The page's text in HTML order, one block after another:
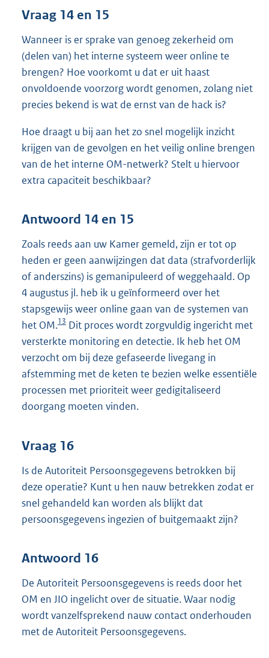
Vraag 14 en 15
Wanneer is er sprake van genoeg zekerheid om
(delen van) het interne systeem weer online te
brengen? Hoe voorkomt u dat er uit haast
onvoldoende voorzorg wordt genomen, zolang niet
precies bekend is wat de ernst van de hack is?
Hoe draagt u bij aan het zo snel mogelijk inzicht
krijgen van de gevolgen en het veilig online brengen
van de het interne OM-netwerk? Stelt u hiervoor
extra capaciteit beschikbaar?
Antwoord 14 en 15
Zoals reeds aan uw Kamer gemeld, zijn er tot op
heden er geen aanwijzingen dat data (strafvorderlijk
of anderszins) is gemanipuleerd of weggehaald. Op
4 augustus jl. heb ik u geïnformeerd over het
stapsgewijs weer online gaan van de systemen van
het OM.13 Dit proces wordt zorgvuldig ingericht met
versterkte monitoring en detectie. Ik heb het OM
verzocht om bij deze gefaseerde livegang in
afstemming met de keten te bezien welke essentiële
processen met prioriteit weer gedigitaliseerd
doorgang moeten vinden.
Vraag 16
Is de Autoriteit Persoonsgegevens betrokken bij
deze operatie? Kunt u hen nauw betrekken zodat er
snel gehandeld kan worden als blijkt dat
persoonsgegevens ingezien of buitgemaakt zijn?
Antwoord 16
De Autoriteit Persoonsgegevens is reeds door het
OM en JIO ingelicht over de situatie. Waar nodig
wordt vanzelfsprekend nauw contact onderhouden
met de Autoriteit Persoonsgegevens.